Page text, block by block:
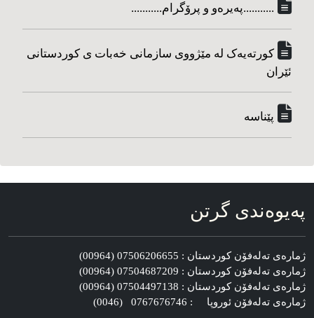
...........په‌یره‌و و پرۆگرام...........
کورته‌یه‌ک له مێژووی سازمانی خه‌بات ی کوردستانی
ئێران
پێناسه‌
په‌یوه‌ندی گرتن
ژماره‌ی ته‌له‌فۆن کوردستان : 07506206655 (00964)
ژماره‌ی ته‌له‌فۆن کوردستان : 07504687209 (00964)
ژماره‌ی ته‌له‌فۆن کوردستان : 07504497138 (00964)
ژماره‌ی ته‌له‌فۆن ئوروپا : 0767676746 (0046)